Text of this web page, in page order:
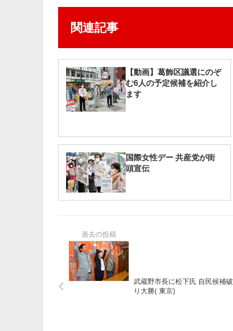
関連記事
【動画】葛飾区議選にのぞ
む6人の予定候補を紹介し
ます
国際女性デー 共産党が街
頭宣伝
武蔵野市長に松下氏 自民候補破
り大勝( 東京)